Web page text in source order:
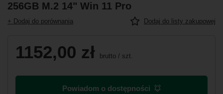
256GB M.2 14" Win 11 Pro
+ Dodaj do porównania Dodaj do listy zakupowej
1152,00 zł brutto / szt.
Powiadom o dostępności